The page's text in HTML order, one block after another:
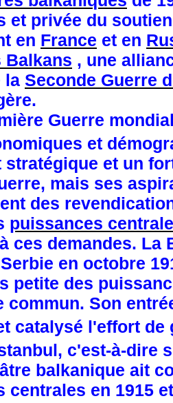
et privée du
en France et en
Balkans , une
la Seconde Guerre
Guerre
et
stratégique et un
mais ses
des
puissances
ces demandes.
en octobre
petite des
commun. Son
catalysé l'effort de
c'est-à-dire
balkanique ait
centrales en 1915